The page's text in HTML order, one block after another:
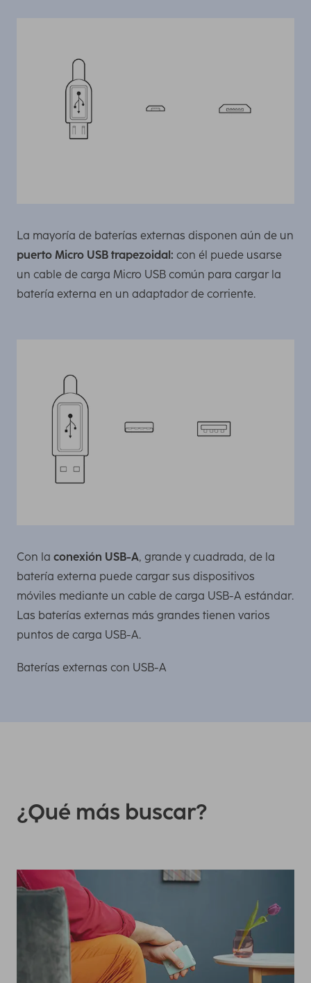
La mayoría de baterías externas disponen aún de un
puerto Micro USB trapezoidal: con él puede usarse
un cable de carga Micro USB común para cargar la
batería externa en un adaptador de corriente.
Con la conexión USB-A, grande y cuadrada, de la
batería externa puede cargar sus dispositivos
móviles mediante un cable de carga USB-A estándar.
Las baterías externas más grandes tienen varios
puntos de carga USB-A.
Baterías externas con USB-A
¿Qué más buscar?